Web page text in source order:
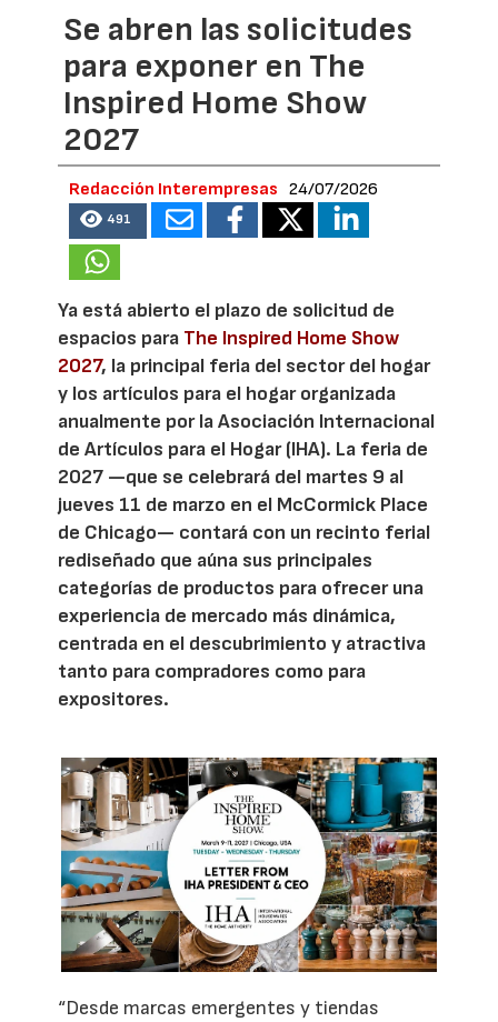
Se abren las solicitudes
para exponer en The
Inspired Home Show
2027
Redacción Interempresas 24/07/2026
491
Ya está abierto el plazo de solicitud de
espacios para The Inspired Home Show
2027, la principal feria del sector del hogar
y los artículos para el hogar organizada
anualmente por la Asociación Internacional
de Artículos para el Hogar (IHA). La feria de
2027 —que se celebrará del martes 9 al
jueves 11 de marzo en el McCormick Place
de Chicago— contará con un recinto ferial
rediseñado que aúna sus principales
categorías de productos para ofrecer una
experiencia de mercado más dinámica,
centrada en el descubrimiento y atractiva
tanto para compradores como para
expositores.
“Desde marcas emergentes y tiendas